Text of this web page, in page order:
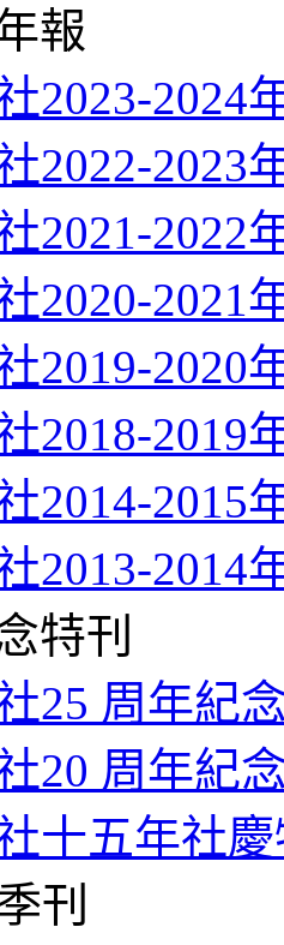
報
2023-2024
2022-2023
2021-2022
2020-2021
2019-2020
2018-2019
2014-2015
2013-2014
特刊
25 周年紀
20 周年紀
十五年社
刊